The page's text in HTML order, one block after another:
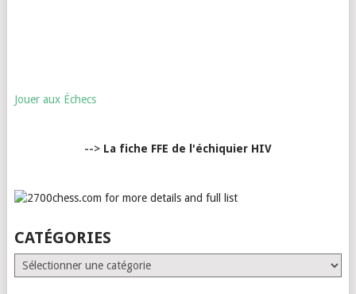
Jouer aux Échecs
--> La fiche FFE de l'échiquier HIV
CATÉGORIES
Catégories